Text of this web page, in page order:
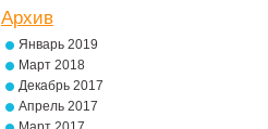
Архив
Январь 2019
Март 2018
Декабрь 2017
Апрель 2017